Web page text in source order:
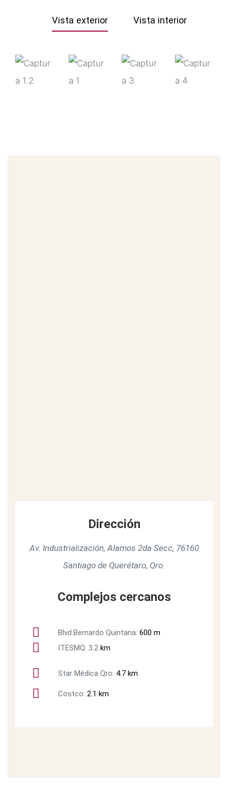
Vista exterior Vista interior
Dirección
Av. Industrialización, Alamos 2da Secc, 76160
Santiago de Querétaro, Qro.
Complejos cercanos
Blvd.Bernardo Quintana:600 m
ITESMQ: 3.2 km
Star Médica Qro: 4.7 km
Costco:2.1 km